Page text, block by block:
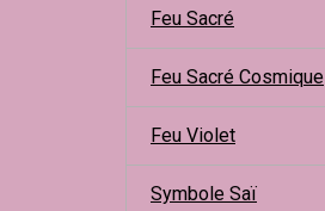
Feu Sacré
Feu Sacré Cosmique
Feu Violet
Symbole Saï